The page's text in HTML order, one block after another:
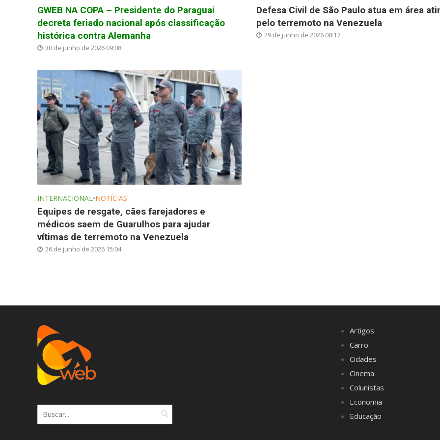
GWEB NA COPA – Presidente do Paraguai
decreta feriado nacional após classificação
histórica contra Alemanha
30 de junho de 2026 09:08
Defesa Civil de São Paulo atua em área
pelo terremoto na Venezuela
29 de junho de 2026 08:17
INTERNACIONAL •NOTÍCIAS
Equipes de resgate, cães farejadores e
médicos saem de Guarulhos para ajudar
vítimas de terremoto na Venezuela
26 de junho de 2026 15:04
Artigos
Carro
Cidades
Cinema
Colunistas
Economia
Educação